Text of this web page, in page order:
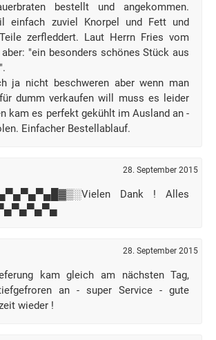
bestellt und angekommen.
einfach zuviel Knorpel und Fett und
zerfleddert. Laut Herrn Fries vom
aber: "ein besonders schönes Stück aus
ja nicht beschweren aber wenn man
dumm verkaufen will muss es leider
kam es perfekt gekühlt im Ausland an -
Einfacher Bestellablauf.
28. September 2015
Dank ! Alles
28. September 2015
kam gleich am nächsten Tag,
an - super Service - gute
wieder !